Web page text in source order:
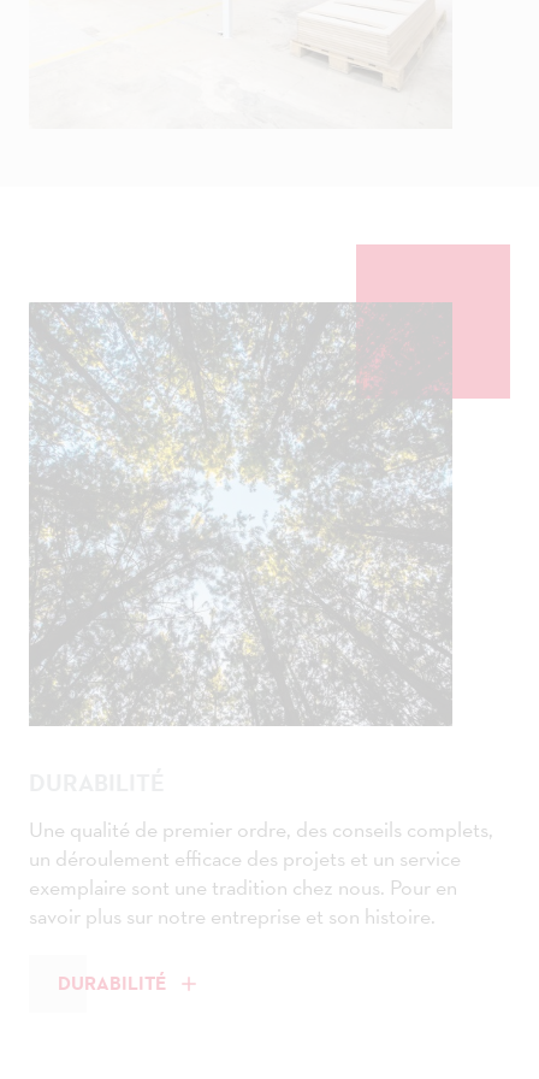
Une qualité de premier ordre, des conseils complets,
un déroulement efficace des projets et un service
exemplaire sont une tradition chez nous. Pour en
savoir plus sur notre entreprise et son histoire.
DURABILITÉ